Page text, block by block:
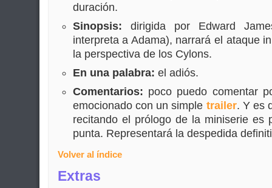
duración.
Sinopsis: dirigida por Edward
interpreta a Adama), narrará el ataque
la perspectiva de los Cylons.
En una palabra: el adiós.
Comentarios: poco puedo comentar
emocionado con un simple trailer. Y es
recitando el prólogo de la miniserie es
punta. Representará la despedida
Volver al índice
Extras